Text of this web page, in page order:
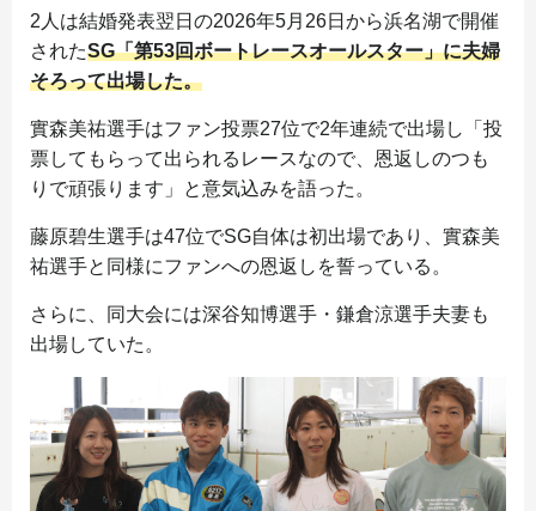
2人は結婚発表翌日の2026年5月26日から浜名湖で開催
されたSG「第53回ボートレースオールスター」に夫婦
そろって出場した。
實森美祐選手はファン投票27位で2年連続で出場し「投
票してもらって出られるレースなので、恩返しのつも
りで頑張ります」と意気込みを語った。
藤原碧生選手は47位でSG自体は初出場であり、實森美
祐選手と同様にファンへの恩返しを誓っている。
さらに、同大会には深谷知博選手・鎌倉涼選手夫妻も
出場していた。